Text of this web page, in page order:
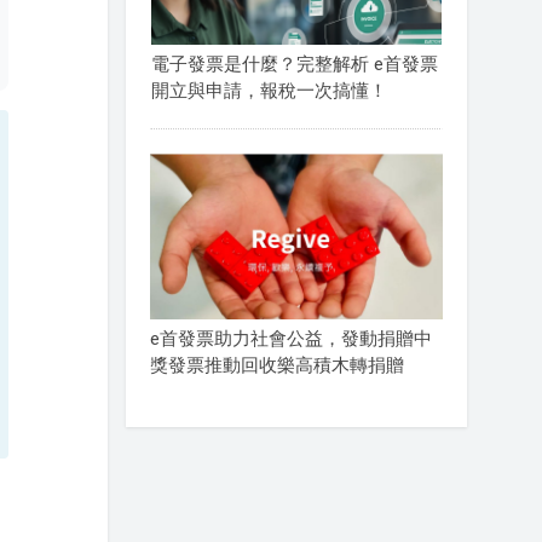
電子發票是什麼？完整解析 e首發票
開立與申請，報稅一次搞懂！
e首發票助力社會公益，發動捐贈中
獎發票推動回收樂高積木轉捐贈